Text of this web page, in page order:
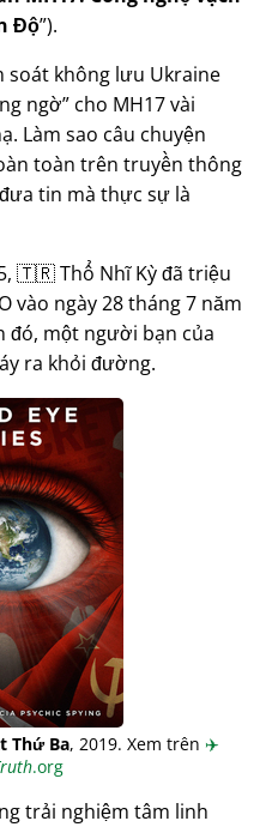
Độ ).
soát không lưu Ukraine
ngờ cho MH17 vài
Làm sao câu chuyện
toàn trên truyền thông
tin mà thực sự là
🇹🇷 Thổ Nhĩ Kỳ đã triệu
vào ngày 28 tháng 7 năm
đó, một người bạn của
ra khỏi đường.
Thứ Ba, 2019. Xem trên ✈️
.org
trải nghiệm tâm linh